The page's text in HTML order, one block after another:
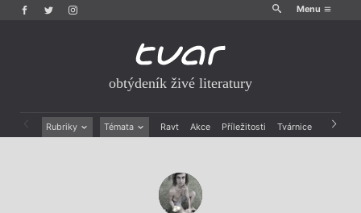
Menu
obtýdeník živé literatury
Rubriky Témata Ravt Akce Příležitosti Tvárnice Archiv